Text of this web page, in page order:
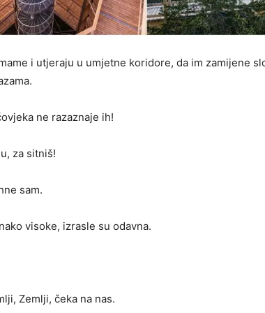
i utjeraju u umjetne koridore, da im zamijene
ne razaznaje ih!
za sitniš!
sam.
visoke, izrasle su odavna.
Zemlji, čeka na nas.